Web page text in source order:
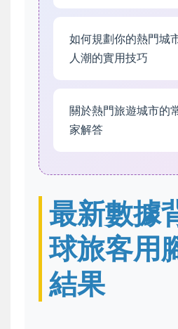
如何規劃你的熱門城
人潮的實用技巧
關於熱門旅遊城市的
家解答
最新數據
球旅客用
結果